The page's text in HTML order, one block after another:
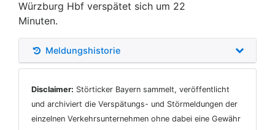
Würzburg Hbf verspätet sich um 22
Minuten.
Meldungshistorie
Disclaimer: Störticker Bayern sammelt, veröffentlicht
und archiviert die Verspätungs- und Störmeldungen der
einzelnen Verkehrsunternehmen ohne dabei eine Gewähr